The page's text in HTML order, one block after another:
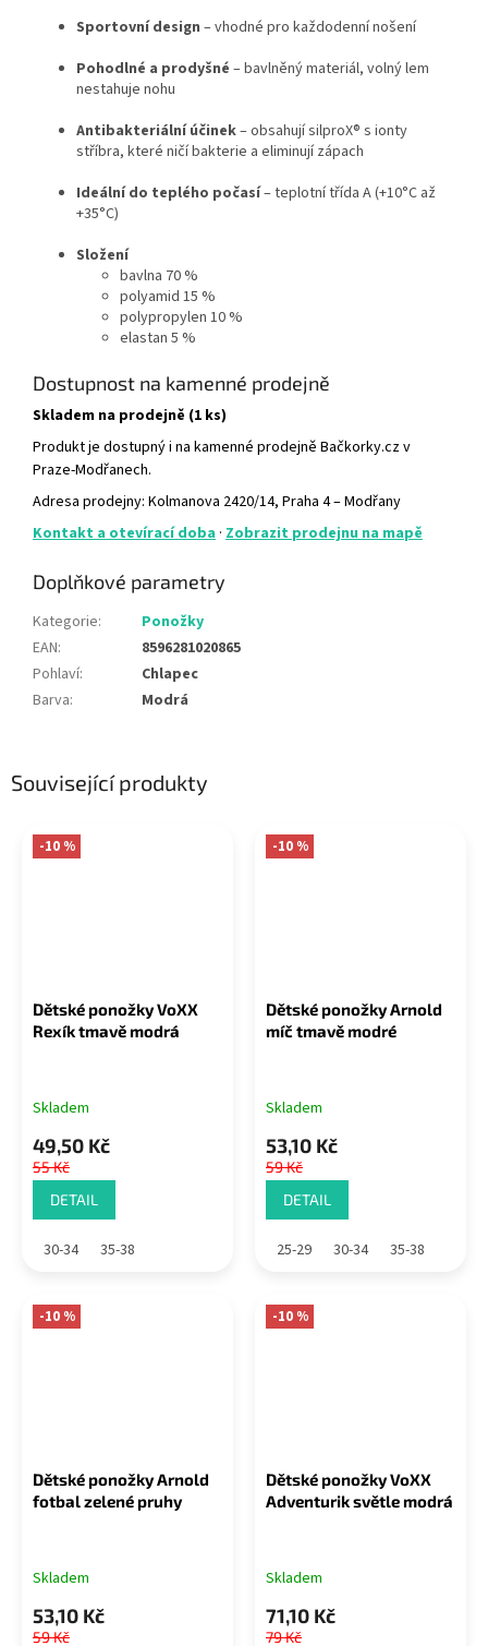
Související produkty
-10 %
Dětské ponožky VoXX
Rexík tmavě modrá
Skladem
49,50 Kč
55 Kč
DETAIL
30-34 35-38
-10 %
Dětské ponožky Arnold
míč tmavě modré
Skladem
53,10 Kč
59 Kč
DETAIL
25-29 30-34 35-38
-10 %
Dětské ponožky Arnold
fotbal zelené pruhy
Skladem
53,10 Kč
59 Kč
-10 %
Dětské ponožky VoXX
Adventurik světle modrá
Skladem
71,10 Kč
79 Kč
Sportovní design – vhodné pro každodenní nošení
Pohodlné a prodyšné – bavlněný materiál, volný lem
nestahuje nohu
Antibakteriální účinek– obsahují silproX® s ionty
stříbra, které ničí bakterie a eliminují zápach
Ideální do teplého počasí– teplotní třída A (+10°C až
+35°C)
Složení
bavlna 70 %
polyamid 15 %
polypropylen 10 %
elastan 5 %
Dostupnost na kamenné prodejně
Skladem na prodejně (1 ks)
Produkt je dostupný i na kamenné prodejně Bačkorky.cz v
Praze-Modřanech.
Adresa prodejny: Kolmanova 2420/14, Praha 4 – Modřany
Kontakt a otevírací doba · Zobrazit prodejnu na mapě
Doplňkové parametry
Kategorie:
Ponožky
EAN:
8596281020865
Pohlaví:
Chlapec
Barva: Modrá